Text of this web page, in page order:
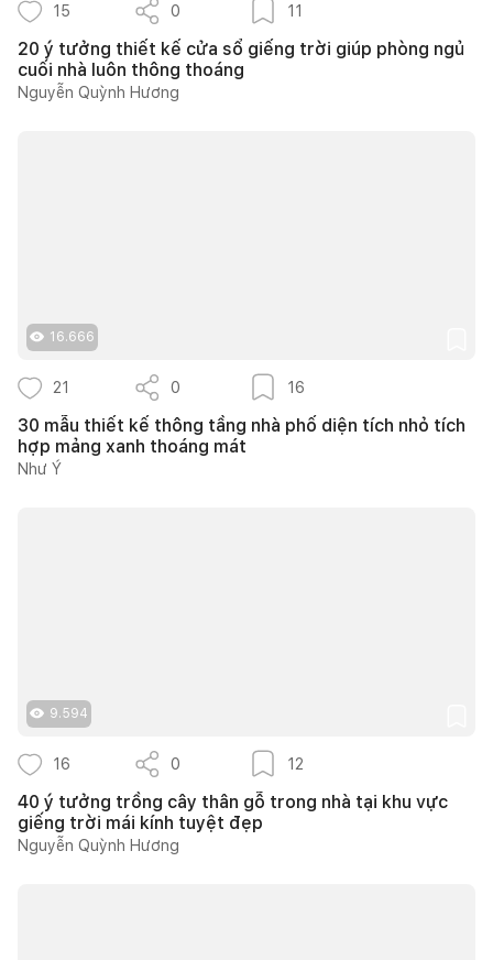
15 0 11
20 ý tưởng thiết kế cửa sổ giếng trời giúp phòng ngủ
cuối nhà luôn thông thoáng
Nguyễn Quỳnh Hương
16.666
21 0 16
30 mẫu thiết kế thông tầng nhà phố diện tích nhỏ tích
hợp mảng xanh thoáng mát
Như Ý
9.594
16 0 12
40 ý tưởng trồng cây thân gỗ trong nhà tại khu vực
giếng trời mái kính tuyệt đẹp
Nguyễn Quỳnh Hương